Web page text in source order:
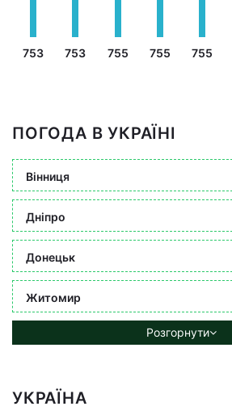
753 753 755 755 755
ПОГОДА В УКРАЇНІ
Вінниця
Дніпро
Донецьк
Житомир
Розгорнути
УКРАЇНА